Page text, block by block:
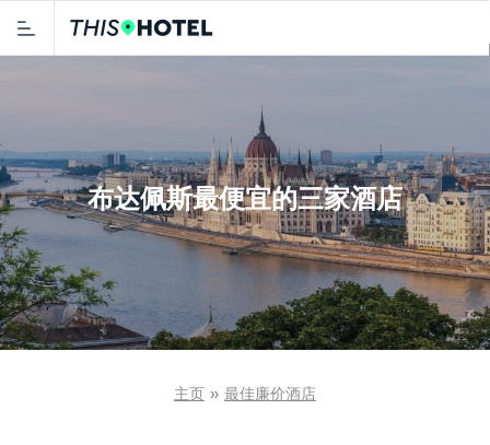
布达佩斯最便宜的三家酒店
主页 » 最佳廉价酒店